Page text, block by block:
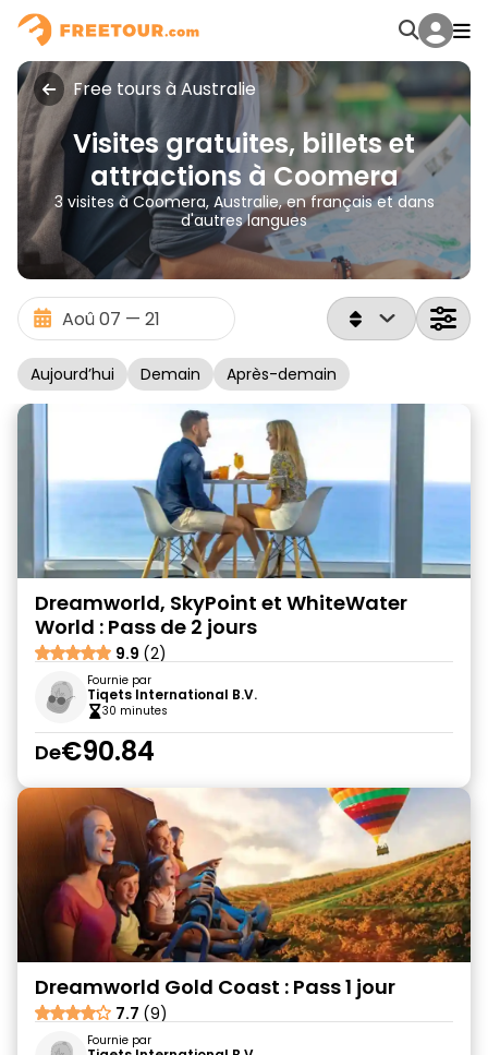
Free tours à Australie
Visites gratuites, billets et
attractions à Coomera
3 visites à Coomera, Australie, en français et dans
d'autres langues
Aujourd’hui Demain Après-demain
Dreamworld, SkyPoint et WhiteWater
World : Pass de 2 jours
9.9 (2)
Fournie par
Tiqets International B.V.
30 minutes
De€90.84
Dreamworld Gold Coast : Pass 1 jour
7.7 (9)
Fournie par